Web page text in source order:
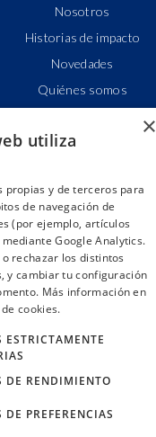
Nosotros
Historias de impacto
Novedades
Quiénes somos
Alianzas y redes
Impacto
Premios
Formación
Código ético
Re-publica
Muro de donantes
×
utiliza
propias y de terceros para
de navegación de
(por ejemplo, artículos
Google Analytics.
rechazar los distintos
y cambiar tu configuración
Más información en
cookies.
ESTRICTAMENTE
DE RENDIMIENTO
DE PREFERENCIAS